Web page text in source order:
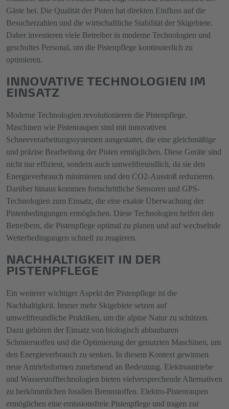
Gäste bei. Die Qualität der Pisten hat direkten Einfluss auf die
Besucherzahlen und die wirtschaftliche Stabilität der Skigebiete.
Daher investieren viele Betreiber in moderne Technologien und
geschultes Personal, um die Pistenpflege kontinuierlich zu
optimieren.
INNOVATIVE TECHNOLOGIEN IM
EINSATZ
Moderne Technologien revolutionieren die Pistenpflege.
Maschinen wie Pistenraupen sind mit innovativen
Schneeverarbeitungssystemen ausgestattet, die eine gleichmäßige
und präzise Bearbeitung der Pisten ermöglichen. Diese Geräte sind
nicht nur effizient, sondern auch umweltfreundlich, da sie den
Energieverbrauch minimieren und den CO2-Ausstoß reduzieren.
Darüber hinaus kommen fortschrittliche Sensoren und GPS-
Technologien zum Einsatz, die eine exakte Überwachung der
Pistenbedingungen ermöglichen. Diese Technologien helfen den
Betreibern, die Pistenpflege optimal zu planen und auf wechselnde
Wetterbedingungen schnell zu reagieren.
NACHHALTIGKEIT IN DER
PISTENPFLEGE
Ein weiterer wichtiger Aspekt der Pistenpflege ist die
Nachhaltigkeit. Immer mehr Skigebiete setzen auf
umweltfreundliche Praktiken, um die alpine Natur zu schützen.
Dazu gehören der Einsatz von biologisch abbaubaren
Schmierstoffen und die Optimierung der genutzten Maschinen, um
den Energieverbrauch zu senken. In diesem Kontext gewinnen
neue Antriebsformen zunehmend an Bedeutung. Elektroantriebe
und Wasserstofftechnologien bieten vielversprechende Alternativen
zu herkömmlichen fossilen Brennstoffen. Elektro-Pistenraupen
ermöglichen eine emissionsfreie Pistenpflege und tragen zur